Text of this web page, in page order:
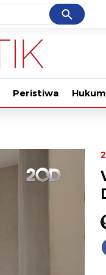
Cancel
Tonton kabar terbaru
Peristiwa Hukum